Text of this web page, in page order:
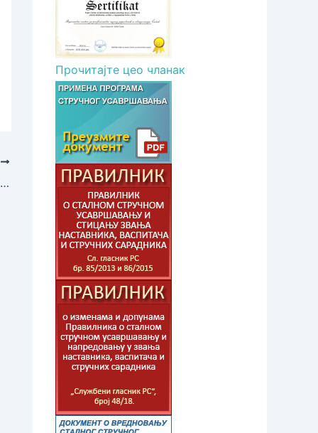
У Чачку отворен Научни клуб у просторијама Регионалног центра за професионални развој запослених у образовању
Прочитајте цео чланак